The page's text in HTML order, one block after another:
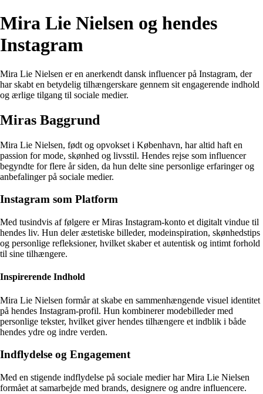
Mira Lie Nielsen og hendes
Instagram
Mira Lie Nielsen er en anerkendt dansk influencer på Instagram, der
har skabt en betydelig tilhængerskare gennem sit engagerende indhold
og ærlige tilgang til sociale medier.
Miras Baggrund
Mira Lie Nielsen, født og opvokset i København, har altid haft en
passion for mode, skønhed og livsstil. Hendes rejse som influencer
begyndte for flere år siden, da hun delte sine personlige erfaringer og
anbefalinger på sociale medier.
Instagram som Platform
Med tusindvis af følgere er Miras Instagram-konto et digitalt vindue til
hendes liv. Hun deler æstetiske billeder, modeinspiration, skønhedstips
og personlige refleksioner, hvilket skaber et autentisk og intimt forhold
til sine tilhængere.
Inspirerende Indhold
Mira Lie Nielsen formår at skabe en sammenhængende visuel identitet
på hendes Instagram-profil. Hun kombinerer modebilleder med
personlige tekster, hvilket giver hendes tilhængere et indblik i både
hendes ydre og indre verden.
Indflydelse og Engagement
Med en stigende indflydelse på sociale medier har Mira Lie Nielsen
formået at samarbejde med brands, designere og andre influencere.